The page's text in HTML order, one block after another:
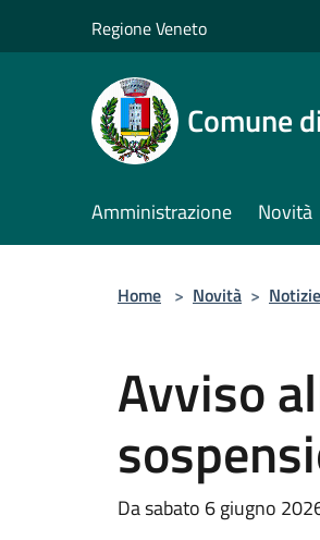
Regione Veneto
Comune
Amministrazione Novità
Home > Novità > Notizie
Avviso
Da sabato 6 giugno